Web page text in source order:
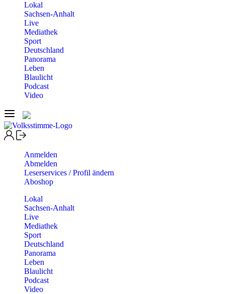
Lokal
Sachsen-Anhalt
Live
Mediathek
Sport
Deutschland
Panorama
Leben
Blaulicht
Podcast
Video
Anmelden
Abmelden
Leserservices / Profil ändern
Aboshop
Lokal
Sachsen-Anhalt
Live
Mediathek
Sport
Deutschland
Panorama
Leben
Blaulicht
Podcast
Video